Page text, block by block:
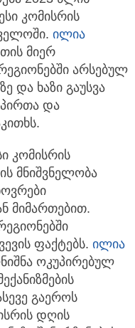
კომისრის
ილია
მიერ
არსებულ
და ხაზი გაუსვა
და
კომისრის
მნიშვნელობა
მიმართებით.
ფაქტებს. ილია
ოკუპირებულ
გაეროს
დღის